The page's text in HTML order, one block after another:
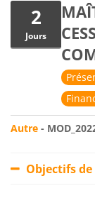
2
Jours
Autre -
Objectifs